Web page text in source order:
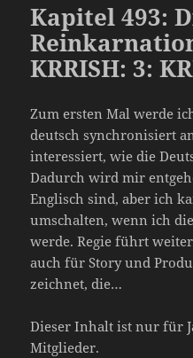
Kapitel 493:
KRRISH: 3:
Zum ersten Mal werde
deutsch synchronisiert
interessiert, wie die
Dadurch wird mir
Englisch sind, aber ich
umschalten, wenn ich
werde. Regie führt
auch für Story und
zeichnet, die…
Dieser Inhalt ist nur für
Mitglieder.